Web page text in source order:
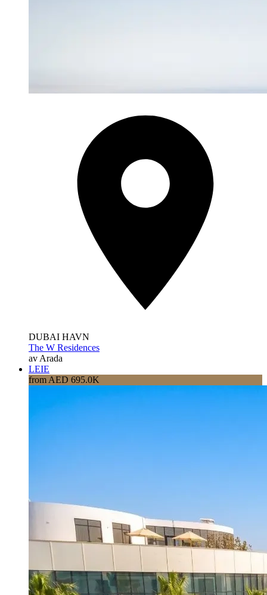
DUBAI HAVN
The W Residences
av Arada
LEIE
from AED 695.0K